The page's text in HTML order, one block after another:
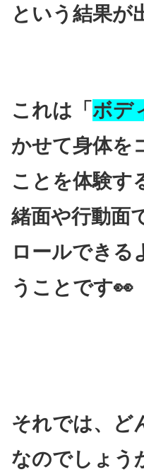
という結果が
これは「 ボデ
かせて身体を
ことを体験す
緒面や行動面
ロールできる
うことです👀
それでは、ど
なのでしょう